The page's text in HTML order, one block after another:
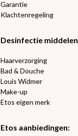
Garantie
Klachtenregeling
Desinfectie middelen
Haarverzorging
Bad & Douche
Louis Widmer
Make-up
Etos eigen merk
Etos aanbiedingen: